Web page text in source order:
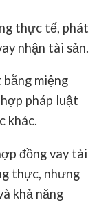
thực tế, phát
nhận tài sản.
bằng miệng
pháp luật
khác.
đồng vay tài
thực, nhưng
khả năng